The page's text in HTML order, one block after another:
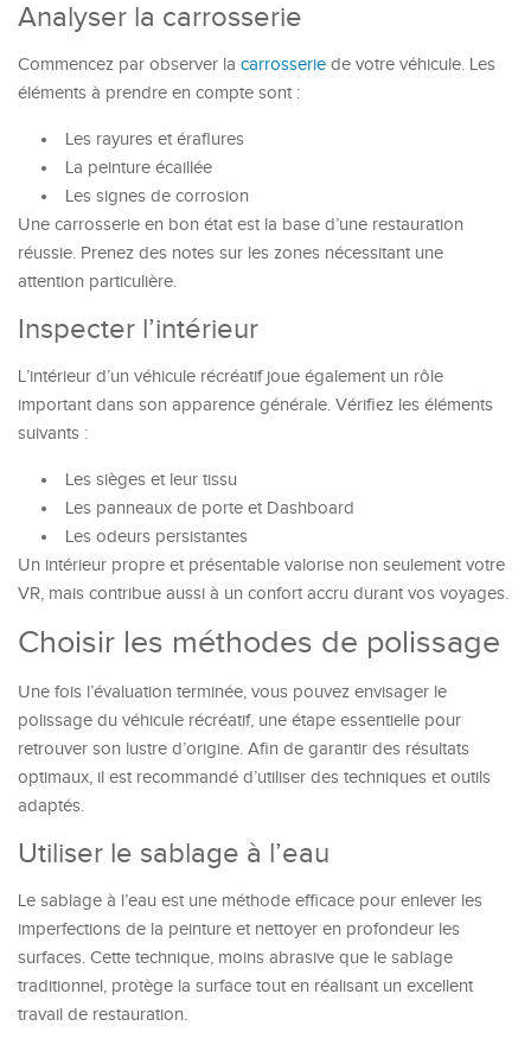
Analyser la carrosserie
Commencez par observer la carrosserie de votre véhicule. Les
éléments à prendre en compte sont :
Les rayures et éraflures
La peinture écaillée
Les signes de corrosion
Une carrosserie en bon état est la base d’une restauration
réussie. Prenez des notes sur les zones nécessitant une
attention particulière.
Inspecter l’intérieur
L’intérieur d’un véhicule récréatif joue également un rôle
important dans son apparence générale. Vérifiez les éléments
suivants :
Les sièges et leur tissu
Les panneaux de porte et Dashboard
Les odeurs persistantes
Un intérieur propre et présentable valorise non seulement votre
VR, mais contribue aussi à un confort accru durant vos voyages.
Choisir les méthodes de polissage
Une fois l’évaluation terminée, vous pouvez envisager le
polissage du véhicule récréatif, une étape essentielle pour
retrouver son lustre d’origine. Afin de garantir des résultats
optimaux, il est recommandé d’utiliser des techniques et outils
adaptés.
Utiliser le sablage à l’eau
Le sablage à l’eau est une méthode efficace pour enlever les
imperfections de la peinture et nettoyer en profondeur les
surfaces. Cette technique, moins abrasive que le sablage
traditionnel, protège la surface tout en réalisant un excellent
travail de restauration.